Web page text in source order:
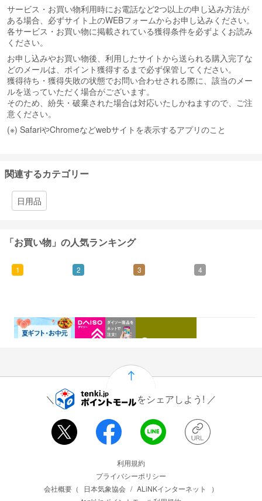
サービス・お買い物利用時にお電話など2つ以上の申し込み方法が
ある場合、必ずサイト上のWEBフォームからお申し込みください。
各サービス・お買い物に掲載されている獲得条件を必ずよくお読み
ください。
お申し込みやお買い物後、利用したサイトから送られる購入完了な
どのメールは、ポイント獲得するまで必ず保管してください。
獲得待ち・獲得失敗の状態でお問い合わせされる際に、該当のメー
ルを送っていただく場合がございます。
そのため、紛失・破棄された場合は対応いたしかねますので、ご注
意ください。
(※) SafariやChromeなどwebサイトを表示するアプリのこと
関連するカテゴリー
日用品
「お買い物」の人気ランキング
1
0.46%還元
2
1.5%還元
3 4
をシェアしよう!
利用規約
プライバシーポリシー
会社概要（
日本気象協会 / ALiNKインターネット
）